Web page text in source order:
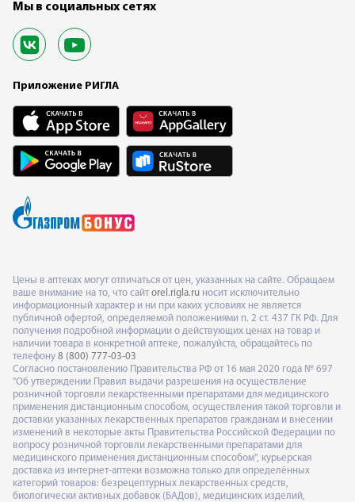
Мы в социальных сетях
Приложение РИГЛА
Цены в аптеках могут отличаться от цен, указанных на сайте. Обращаем
ваше внимание на то, что сайт orel.rigla.ru носит исключительно
информационный характер и ни при каких условиях не является
публичной офертой, определяемой положениями п. 2 ст. 437 ГК РФ. Для
получения подробной информации о действующих ценах на товар и
наличии товара в конкретной аптеке, пожалуйста, обращайтесь по
телефону 8 (800) 777-03-03
Согласно постановлению Правительства РФ от 16 мая 2020 года № 697
"Об утверждении Правил выдачи разрешения на осуществление
розничной торговли лекарственными препаратами для медицинского
применения дистанционным способом, осуществления такой торговли и
доставки указанных лекарственных препаратов гражданам и внесении
изменений в некоторые акты Правительства Российской Федерации по
вопросу розничной торговли лекарственными препаратами для
медицинского применения дистанционным способом", курьерская
доставка из интернет-аптеки возможна только для определённых
категорий товаров: безрецептурных лекарственных средств,
биологически активных добавок (БАДов), медицинских изделий,